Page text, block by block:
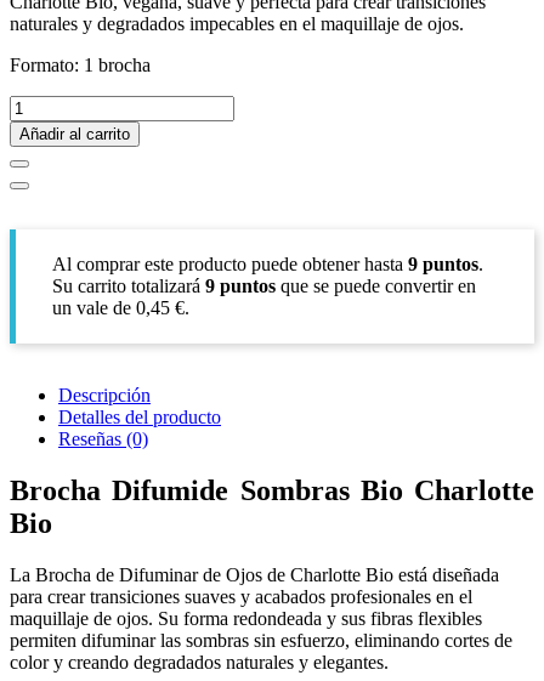
naturales y degradados impecables en el maquillaje de ojos.
Formato: 1 brocha
Añadir al carrito
Al comprar este producto puede obtener hasta 9 puntos.
Su carrito totalizará 9 puntos que se puede convertir en
un vale de 0,45 €.
Descripción
Detalles del producto
Reseñas (0)
Brocha Difumide Sombras Bio Charlotte
Bio
La Brocha de Difuminar de Ojos de Charlotte Bio está diseñada
para crear transiciones suaves y acabados profesionales en el
maquillaje de ojos. Su forma redondeada y sus fibras flexibles
permiten difuminar las sombras sin esfuerzo, eliminando cortes de
color y creando degradados naturales y elegantes.